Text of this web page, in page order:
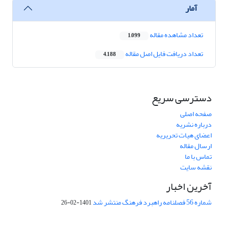
آمار
تعداد مشاهده مقاله 1,099
تعداد دریافت فایل اصل مقاله 4,188
دسترسی سریع
صفحه اصلی
درباره نشریه
اعضای هیات تحریریه
ارسال مقاله
تماس با ما
نقشه سایت
آخرین اخبار
شماره 56 فصلنامه راهبرد فرهنگ منتشر شد 1401-02-26